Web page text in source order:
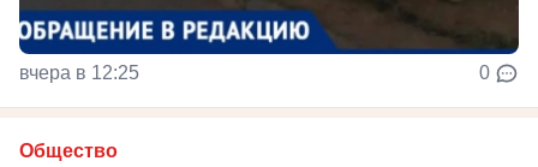
вчера в 12:25 0
Общество